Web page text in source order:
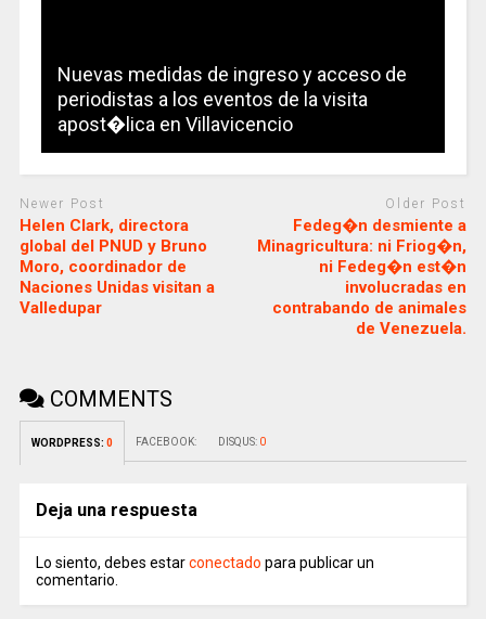
Nuevas medidas de ingreso y acceso de
periodistas a los eventos de la visita
apost�lica en Villavicencio
Newer Post
Helen Clark, directora
global del PNUD y Bruno
Moro, coordinador de
Naciones Unidas visitan a
Valledupar
Older Post
Fedeg�n desmiente a
Minagricultura: ni Friog�n,
ni Fedeg�n est�n
involucradas en
contrabando de animales
de Venezuela.
COMMENTS
WORDPRESS: 0 FACEBOOK: DISQUS: 0
Deja una respuesta
Lo siento, debes estarconectado para publicar un
comentario.